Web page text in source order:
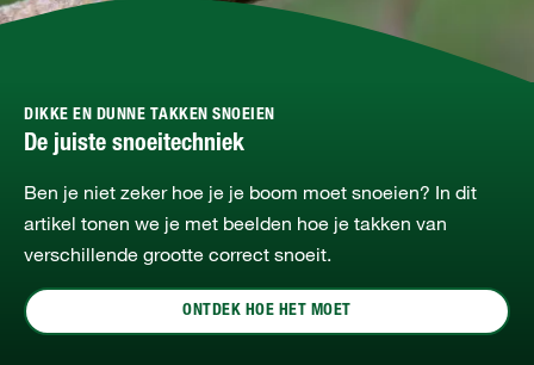
DIKKE EN DUNNE TAKKEN SNOEIEN
De juiste snoeitechniek
Ben je niet zeker hoe je je boom moet snoeien? In dit
artikel tonen we je met beelden hoe je takken van
verschillende grootte correct snoeit.
ONTDEK HOE HET MOET